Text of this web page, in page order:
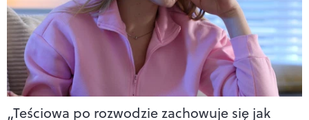
„Teściowa po rozwodzie zachowuje się jak